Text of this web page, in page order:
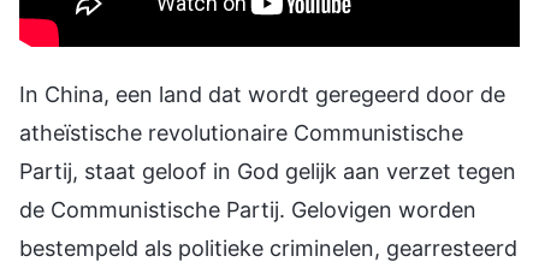
In China, een land dat wordt geregeerd door de
atheïstische revolutionaire Communistische
Partij, staat geloof in God gelijk aan verzet tegen
de Communistische Partij. Gelovigen worden
bestempeld als politieke criminelen, gearresteerd